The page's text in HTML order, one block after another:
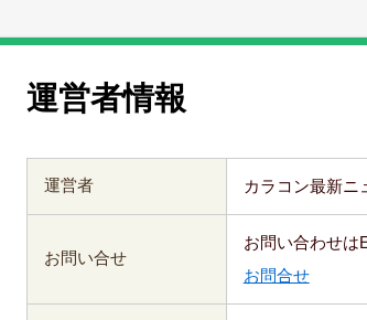
運営者情報
運営者 カラコン最新ニ
お問い合せ
お問い合わせは
お問合せ